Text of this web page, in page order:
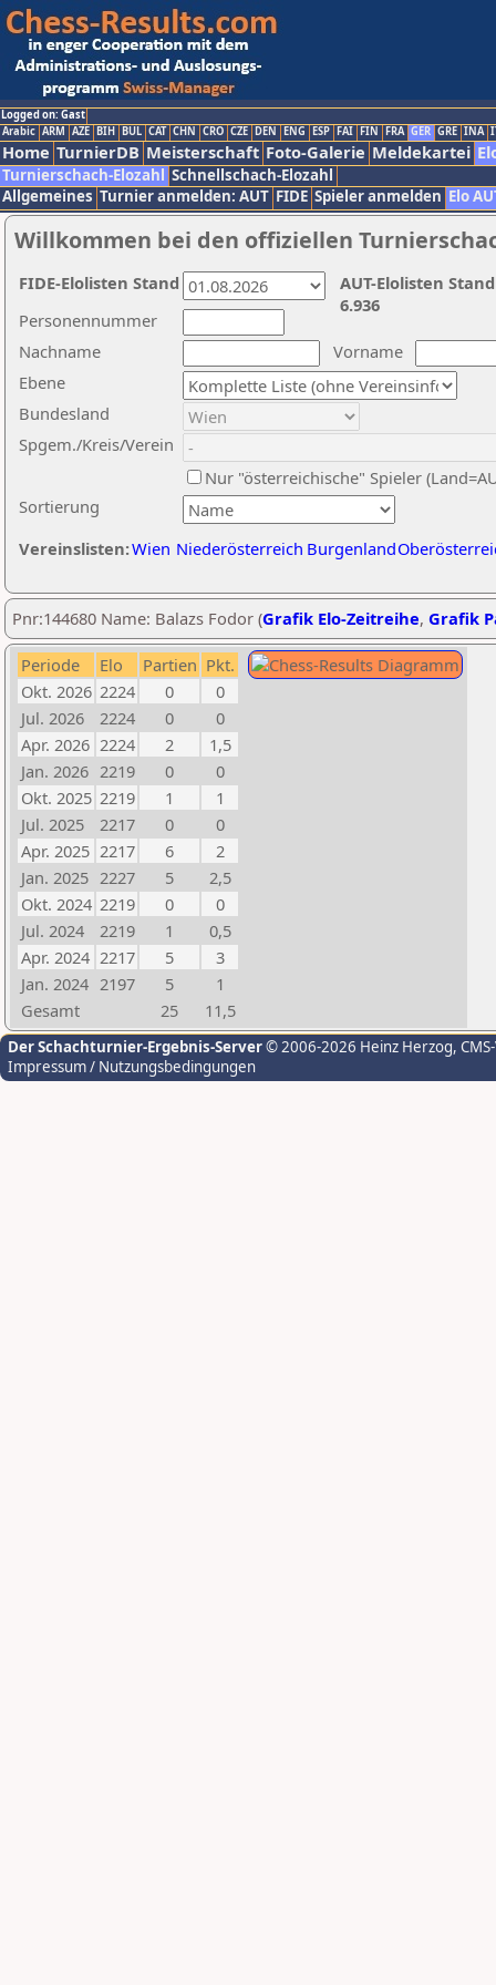
Logged on: Gast
Arabic ARM AZE BIH BUL CAT CHN CRO CZE DEN ENG ESP FAI FIN FRA GER GRE INA
Home TurnierDB Meisterschaft Foto-Galerie Meldekartei
Turnierschach-Elozahl Schnellschach-Elozahl
Allgemeines Turnier anmelden: AUT FIDE Spieler anmelden Elo
Willkommen bei den offiziellen
Nachname
Vorname
Ebene
Sortierung
Personennummer
Bundesland
Spgem./Kreis/Verein
Nur "österreichische" Spieler
Vereinslisten:Wien Niederösterreich Burgenland
AUT-Elolisten
6.936
FIDE-Elolisten Stand
Pnr:144680 Name: Balazs Fodor (Grafik Elo-Zeitreihe, Grafik
Periode Elo Partien Pkt.
Okt. 2026 2224 0
0
Jul. 2026
2224 0
0
Apr. 2026 2224 2
1,5
Jan. 2026 2219 0
0
Okt. 2025 2219 1
1
Jul. 2025
2217 0
0
Apr. 2025 2217 6
2
Jan. 2025 2227 5
2,5
Okt. 2024 2219 0
0
Jul. 2024
2219 1
0,5
Apr. 2024 2217 5
3
Jan. 2024 2197 5
1
Gesamt
25 11,5
Der Schachturnier-Ergebnis-Server© 2006-2026 Heinz Herzog,
Impressum / Nutzungsbedingungen